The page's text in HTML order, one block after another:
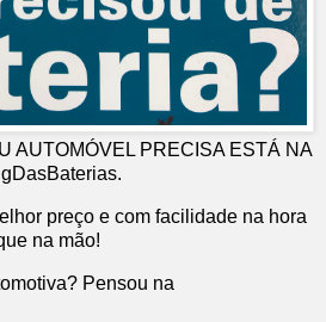
AUTOMÓVEL PRECISA ESTÁ NA
preço e com facilidade na hora
na mão!
Pensou na